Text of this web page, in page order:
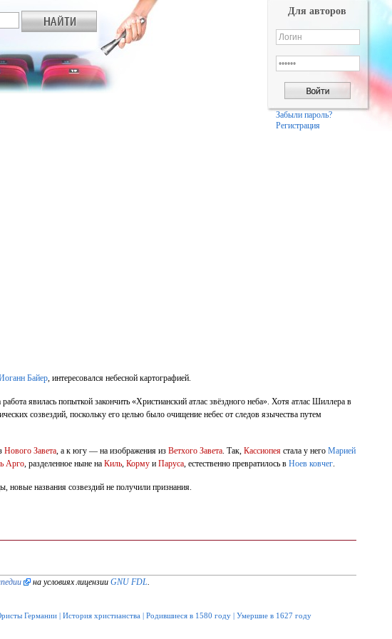
Для авторов
Забыли пароль?
Регистрация
Байер, интересовался небесной картографией.
работа явилась попыткой закончить «Христианский атлас звёздного неба». Хотя атлас Шиллера в
созвездий, поскольку его целью было очищение небес от следов язычества путем
Нового Завета, а к югу — на изображения из Ветхого Завета. Так, Кассиопея стала у него Марией
Арго, разделенное ныне на Киль, Корму и Паруса, естественно превратилось в Ноев ковчег.
названия созвездий не получили признания.
на условиях лицензии GNU FDL.
Германии | История христианства | Родившиеся в 1580 году | Умершие в 1627 году